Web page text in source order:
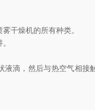
干燥机的所有种类。
液滴，然后与热空气相接